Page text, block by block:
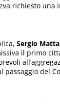
richiesto una
Sergio
il primo
del